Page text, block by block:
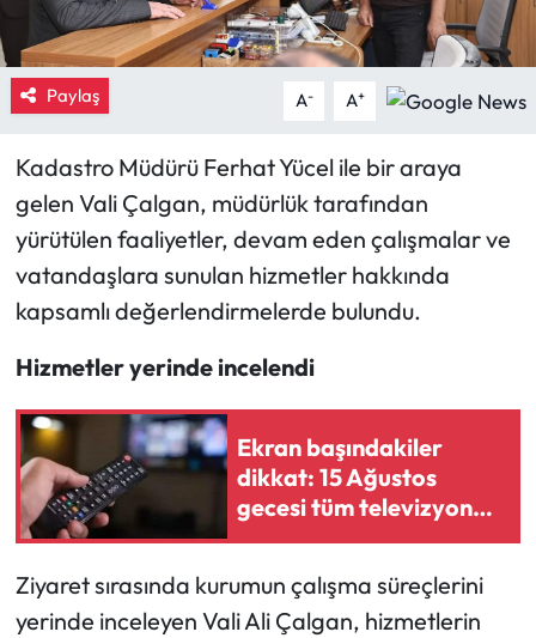
Paylaş A- A+
Kadastro Müdürü Ferhat Yücel ile bir araya
gelen Vali Çalgan, müdürlük tarafından
yürütülen faaliyetler, devam eden çalışmalar ve
vatandaşlara sunulan hizmetler hakkında
kapsamlı değerlendirmelerde bulundu.
Hizmetler yerinde incelendi
Ekran başındakiler
dikkat: 15 Ağustos
gecesi tüm televizyon
yayınları taşınıyor
Ziyaret sırasında kurumun çalışma süreçlerini
yerinde inceleyen Vali Ali Çalgan, hizmetlerin
Kargı Haberleri
Kimdir?
Kültür Sanat
Laçin Haberleri
Magazin
Mecitözü Haberleri
Oğuzlar Haberleri
Ortaköy Haberleri
Osmancık Haberleri
Otomotiv